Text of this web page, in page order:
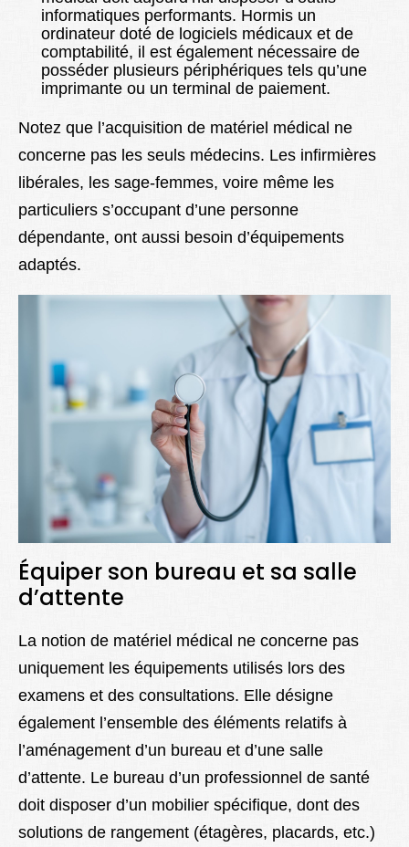
informatiques performants. Hormis un
ordinateur doté de logiciels médicaux et de
comptabilité, il est également nécessaire de
posséder plusieurs périphériques tels qu’une
imprimante ou un terminal de paiement.
Notez que l’acquisition de matériel médical ne
concerne pas les seuls médecins. Les infirmières
libérales, les sage-femmes, voire même les
particuliers s’occupant d’une personne
dépendante, ont aussi besoin d’équipements
adaptés.
Équiper son bureau et sa salle
d’attente
La notion de matériel médical ne concerne pas
uniquement les équipements utilisés lors des
examens et des consultations. Elle désigne
également l’ensemble des éléments relatifs à
l’aménagement d’un bureau et d’une salle
d’attente. Le bureau d’un professionnel de santé
doit disposer d’un mobilier spécifique, dont des
solutions de rangement (étagères, placards, etc.)